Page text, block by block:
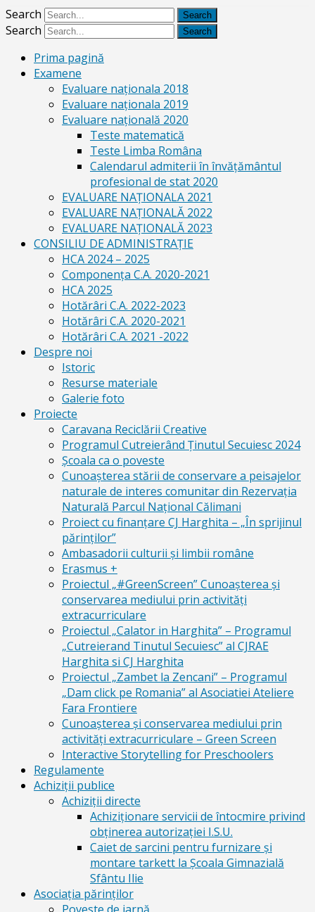
Search
Search
Prima pagină
Examene
Evaluare naționala 2018
Evaluare naționala 2019
Evaluare națională 2020
Teste matematică
Teste Limba Româna
Calendarul admiterii în învăţământul
profesional de stat 2020
EVALUARE NAȚIONALA 2021
EVALUARE NAŢIONALĂ 2022
EVALUARE NAŢIONALĂ 2023
CONSILIU DE ADMINISTRAȚIE
HCA 2024 – 2025
Componența C.A. 2020-2021
HCA 2025
Hotărâri C.A. 2022-2023
Hotărâri C.A. 2020-2021
Hotărâri C.A. 2021 -2022
Despre noi
Istoric
Resurse materiale
Galerie foto
Proiecte
Caravana Reciclării Creative
Programul Cutreierând Ținutul Secuiesc 2024
Școala ca o poveste
Cunoaşterea stării de conservare a peisajelor
naturale de interes comunitar din Rezervaţia
Naturală Parcul Naţional Călimani
Proiect cu finanţare CJ Harghita – „În sprijinul
părinţilor”
Ambasadorii culturii și limbii române
Erasmus +
Proiectul „#GreenScreen” Cunoașterea şi
conservarea mediului prin activităţi
extracurriculare
Proiectul „Calator in Harghita” – Programul
„Cutreierand Tinutul Secuiesc” al CJRAE
Harghita si CJ Harghita
Proiectul „Zambet la Zencani” – Programul
„Dam click pe Romania” al Asociatiei Ateliere
Fara Frontiere
Cunoașterea și conservarea mediului prin
activități extracurriculare – Green Screen
Interactive Storytelling for Preschoolers
Regulamente
Achiziții publice
Achiziții directe
Achiziționare servicii de întocmire privind
obținerea autorizației I.S.U.
Caiet de sarcini pentru furnizare și
montare tarkett la Școala Gimnazială
Sfântu Ilie
Asociația părinților